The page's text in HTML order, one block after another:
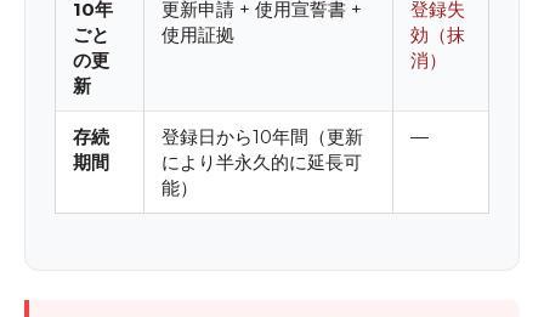
10年
ごと
の更
新
更新申請 + 使用宣誓書 +
使用証拠
登録失
効（抹
消）
存続
期間
登録日から10年間（更新
により半永久的に延長可
能）
—